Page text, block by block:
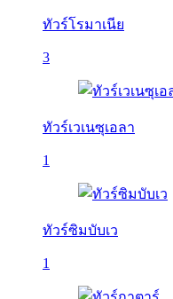
ทัวร์โรมาเนีย
3
ทัวร์เวเนซุเอลา
1
ทัวร์ซิมบับเว
1